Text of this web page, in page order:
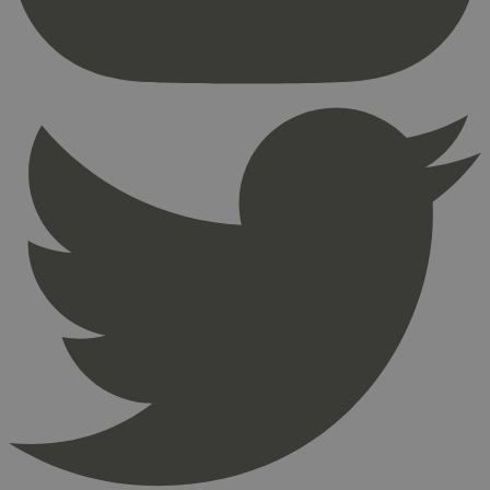
Navn
Domene
Utløpsdato
Hotjar Ltd
minutter
sekunder
minutter
sekunder
pageviewCount
.svanemerket.no
nelapi-product-archive-filters
svanemerket.no
nelapi-last-visited-category